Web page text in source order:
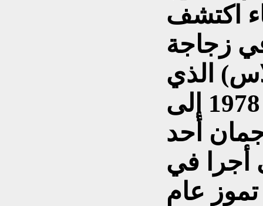
اكتشف
الذي
استمر 356 حلقة من عام 1978 إلى
أحد
أجرا في
تموز عام